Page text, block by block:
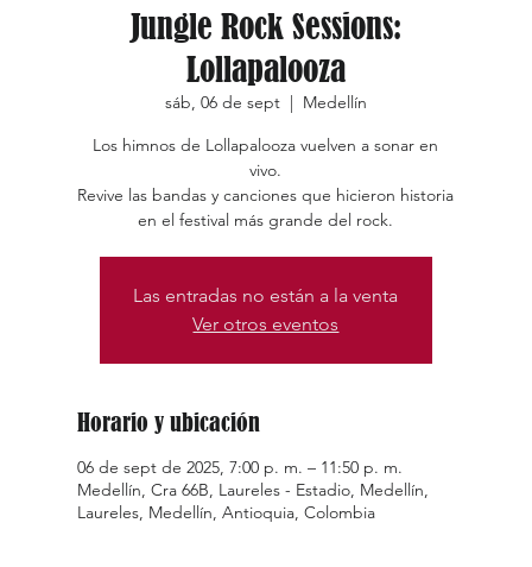
Jungle Rock Sessions:
Lollapalooza
sáb, 06 de sept
  |
Medellín
Los himnos de Lollapalooza vuelven a sonar en
vivo.
Revive las bandas y canciones que hicieron historia
en el festival más grande del rock.
Las entradas no están a la venta
Ver otros eventos
Horario y ubicación
06 de sept de 2025, 7:00 p. m. – 11:50 p. m.
Medellín, Cra 66B, Laureles - Estadio, Medellín,
Laureles, Medellín, Antioquia, Colombia